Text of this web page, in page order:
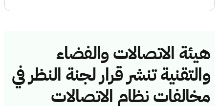
هيئة الاتصالات والفضاء
والتقنية تنشر قرار لجنة النظر في
مخالفات نظام الاتصالات